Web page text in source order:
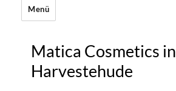
Menü
Matica Cosmetics in
Harvestehude